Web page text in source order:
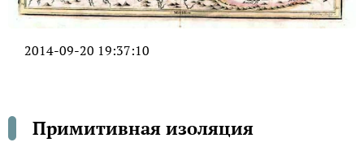
2014-09-20 19:37:10
Примитивная изоляция